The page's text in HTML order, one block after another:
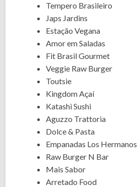
Tempero Brasileiro
Japs Jardins
Estação Vegana
Amor em Saladas
Fit Brasil Gourmet
Veggie Raw Burger
Toutsie
Kingdom Açaí
Katashi Sushi
Aguzzo Trattoria
Dolce & Pasta
Empanadas Los Hermanos
Raw Burger N Bar
Mais Sabor
Arretado Food